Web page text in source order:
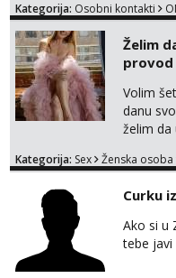
Kategorija: Osobni kontakti
Želim
provod
Volim
danu
želim da
na link
Kategorija: Sex Ženska
Curku
Ako si u
tebe javi